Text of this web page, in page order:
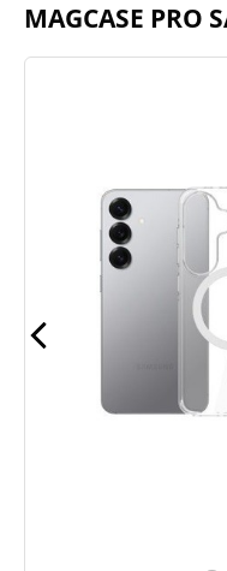
MAGCASE PRO